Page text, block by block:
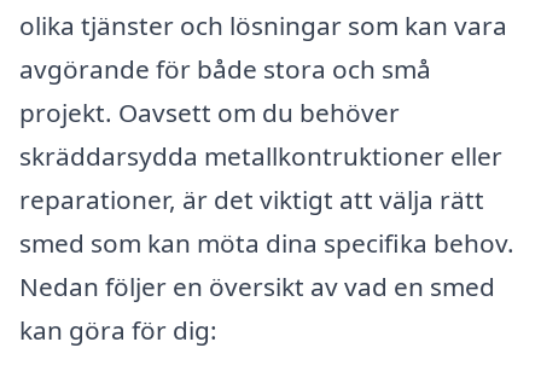
olika tjänster och lösningar som kan vara
avgörande för både stora och små
projekt. Oavsett om du behöver
skräddarsydda metallkontruktioner eller
reparationer, är det viktigt att välja rätt
smed som kan möta dina specifika behov.
Nedan följer en översikt av vad en smed
kan göra för dig: